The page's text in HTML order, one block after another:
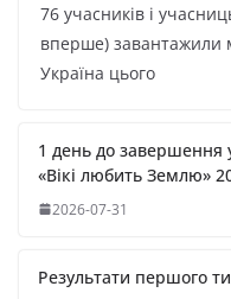
76 учасників і
вперше) завантажили
Україна цього
1 день до завершення
«Вікі любить Землю»
2026-07-31
Результати першого